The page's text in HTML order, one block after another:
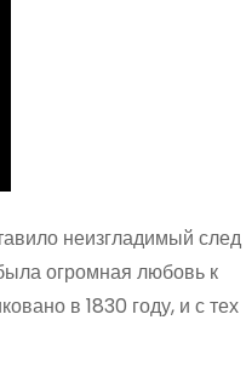
неизгладимый след
огромная любовь к
в 1830 году, и с тех